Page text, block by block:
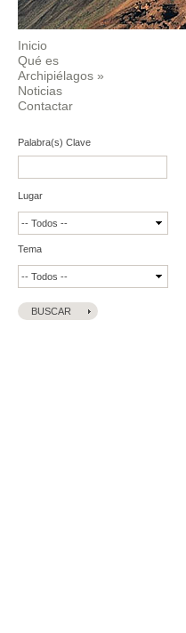
Inicio
Qué es
Archipiélagos »
Noticias
Contactar
Palabra(s) Clave
Lugar
Tema